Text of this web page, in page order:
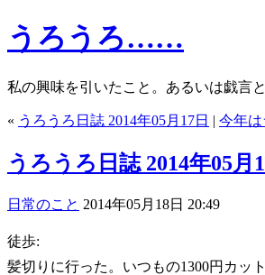
うろうろ……
私の興味を引いたこと。あるいは戯言と
« うろうろ日誌 2014年05月17日 | 今年は
うろうろ日誌 2014年05月
日常のこと 2014年05月18日 20:49
徒歩:
髪切りに行った。いつもの1300円カット